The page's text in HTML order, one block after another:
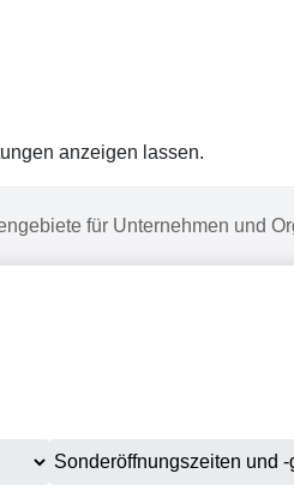
anzeigen lassen.
für Unternehmen und